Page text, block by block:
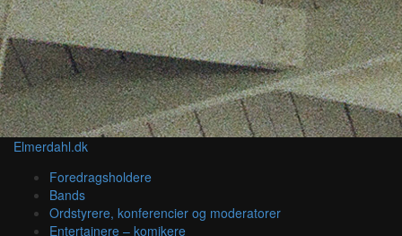
Elmerdahl.dk
Foredragsholdere
Bands
Ordstyrere, konferencier og moderatorer
Entertainere – komikere